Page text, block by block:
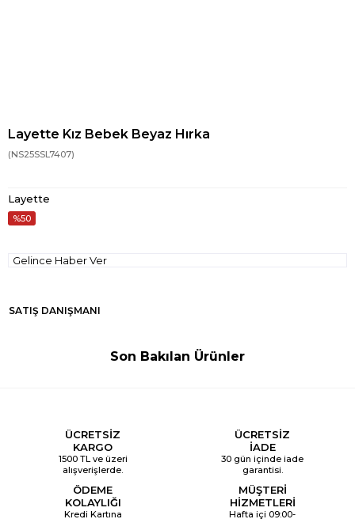
Layette Kız Bebek Beyaz Hırka
(NS25SSL7407)
Layette
50
Gelince Haber Ver
SATIŞ DANIŞMANI
Son Bakılan Ürünler
ÜCRETSİZ
KARGO
1500 TL ve üzeri
alışverişlerde.
ÜCRETSİZ
İADE
30 gün içinde iade
garantisi.
ÖDEME
KOLAYLIĞI
Kredi Kartına
MÜŞTERİ
HİZMETLERİ
Hafta içi 09:00-